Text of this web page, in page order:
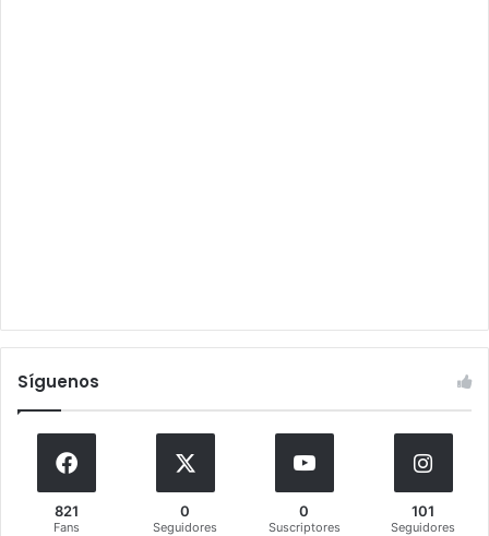
Síguenos
821
Fans
0
Seguidores
0
Suscriptores
101
Seguidores